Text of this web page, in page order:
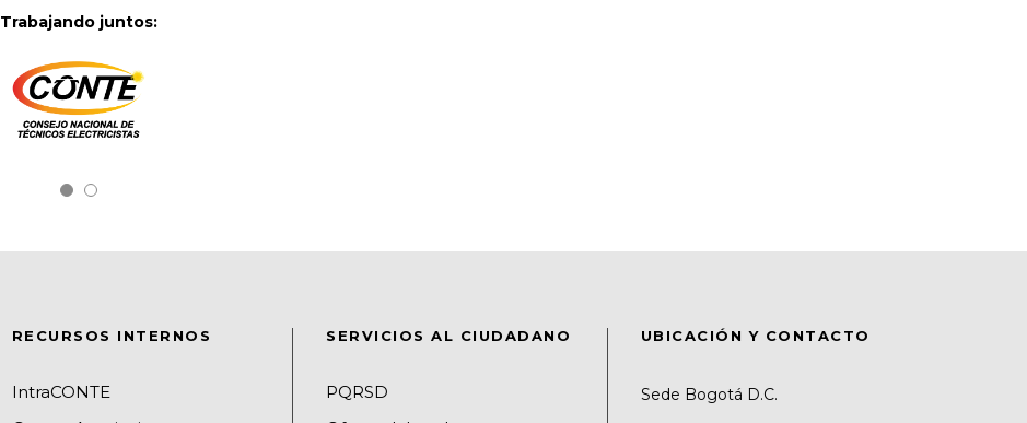
Trabajando juntos:
RECURSOS INTERNOS
IntraCONTE
SERVICIOS AL CIUDADANO
PQRSD
UBICACIÓN Y CONTACTO
Sede Bogotá D.C.